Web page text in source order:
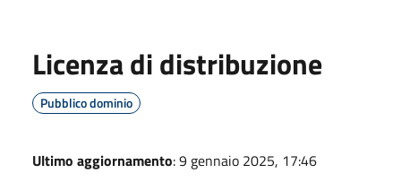
Licenza di distribuzione
Pubblico dominio
Ultimo aggiornamento: 9 gennaio 2025, 17:46